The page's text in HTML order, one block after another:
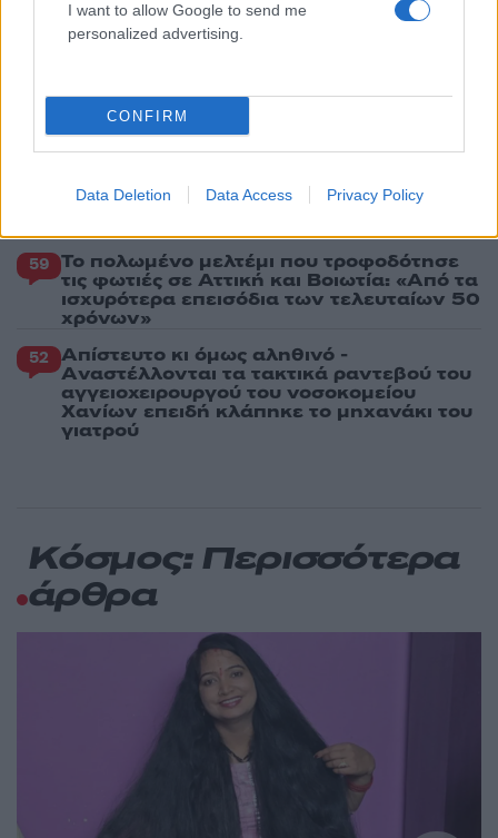
I want to allow Google to send me
personalized advertising.
CONFIRM
Data Deletion Data Access Privacy Policy
Έφυγαν οι συνεργάτες, μένει η Μαρία
Καρυστιανού - Η επόμενη μέρα για την
131 Canadair 515: Οι πρώτες εικόνες από την
κατασκευή του αεροσκάφους που θα
επιχειρεί και τη νύχτα στα μέτωπα της
φωτιάς
Μεταφορές χρημάτων: Πότε μπορεί να
θεωρηθούν δωρεές και να επιβληθεί
59 Το πολωμένο μελτέμι που τροφοδότησε
τις φωτιές σε Αττική και Βοιωτία: «Από τα
ισχυρότερα επεισόδια των τελευταίων 50
χρόνων»
52 Απίστευτο κι όμως αληθινό -
Aναστέλλονται τα τακτικά ραντεβού του
αγγειοχειρουργού του νοσοκομείου
Χανίων επειδή κλάπηκε το μηχανάκι του
γιατρού
Κόσμος: Περισσότερα
άρθρα